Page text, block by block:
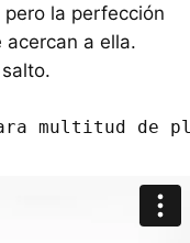
pero la perfección
a ella.